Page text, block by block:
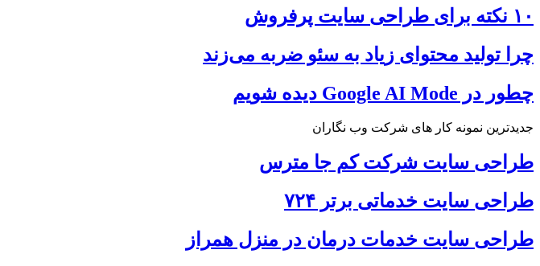
۱۰ نکته برای طراحی سایت پرفروش
چرا تولید محتوای زیاد به سئو ضربه می‌زند
چطور در Google AI Mode دیده شویم
جدیدترین نمونه کار های شرکت وب نگاران
طراحی سایت شرکت کم جا مترس
طراحی سایت خدماتی برتر ۷۲۴
طراحی سایت خدمات درمان در منزل همراز